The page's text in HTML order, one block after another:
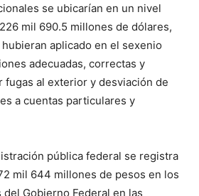
se ubicarían en un nivel
mil 690.5 millones de dólares,
aplicado en el sexenio
adecuadas, correctas y
fugas al exterior y desviación de
a cuentas particulares y
pública federal se registra
mil 644 millones de pesos en los
Gobierno Federal en las